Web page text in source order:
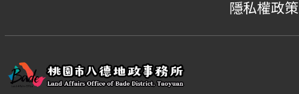
隱私權政策